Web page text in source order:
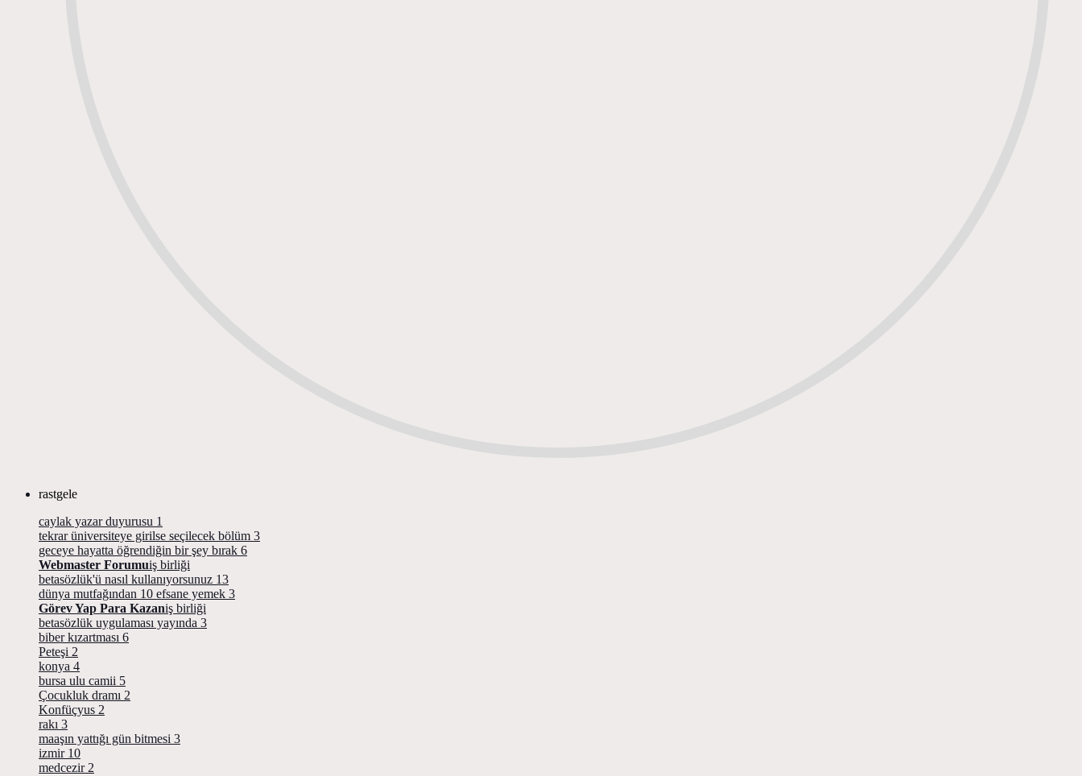
rastgele
caylak yazar duyurusu 1
tekrar üniversiteye girilse seçilecek bölüm 3
geceye hayatta öğrendiğin bir şey bırak 6
Webmaster Forumuiş birliği
betasözlük'ü nasıl kullanıyorsunuz 13
dünya mutfağından 10 efsane yemek 3
Görev Yap Para Kazaniş birliği
betasözlük uygulaması yayında 3
biber kızartması 6
Peteşi 2
konya 4
bursa ulu camii 5
Çocukluk dramı 2
Konfüçyus 2
rakı 3
maaşın yattığı gün bitmesi 3
izmir 10
medcezir 2